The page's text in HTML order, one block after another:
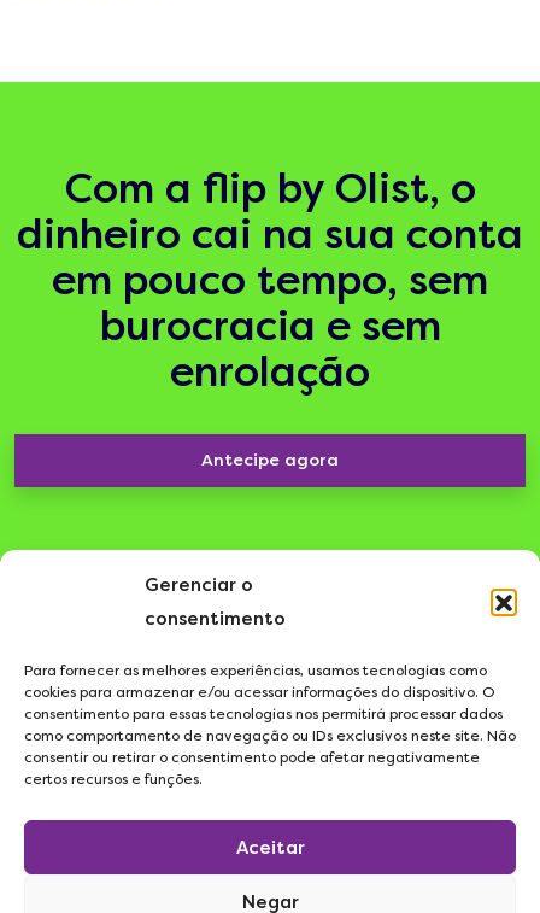
Gerenciar o
consentimento
Para fornecer as melhores experiências, usamos tecnologias como
cookies para armazenar e/ou acessar informações do dispositivo. O
consentimento para essas tecnologias nos permitirá processar dados
como comportamento de navegação ou IDs exclusivos neste site. Não
consentir ou retirar o consentimento pode afetar negativamente
certos recursos e funções.
Aceitar
Negar
Com a flip by Olist, o
dinheiro cai na sua conta
em pouco tempo, sem
burocracia e sem
enrolação
Antecipe agora